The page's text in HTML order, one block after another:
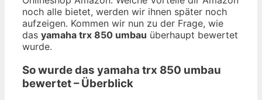
noch alle bietet, werden wir ihnen später noch
aufzeigen. Kommen wir nun zu der Frage, wie
das yamaha trx 850 umbau überhaupt bewertet
wurde.
So wurde das yamaha trx 850 umbau
bewertet – Überblick